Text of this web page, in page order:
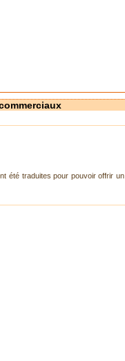
été traduites pour pouvoir offrir un